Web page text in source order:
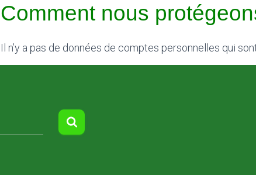
Comment nous
Il n’y a pas de données de comptes personnelles qui